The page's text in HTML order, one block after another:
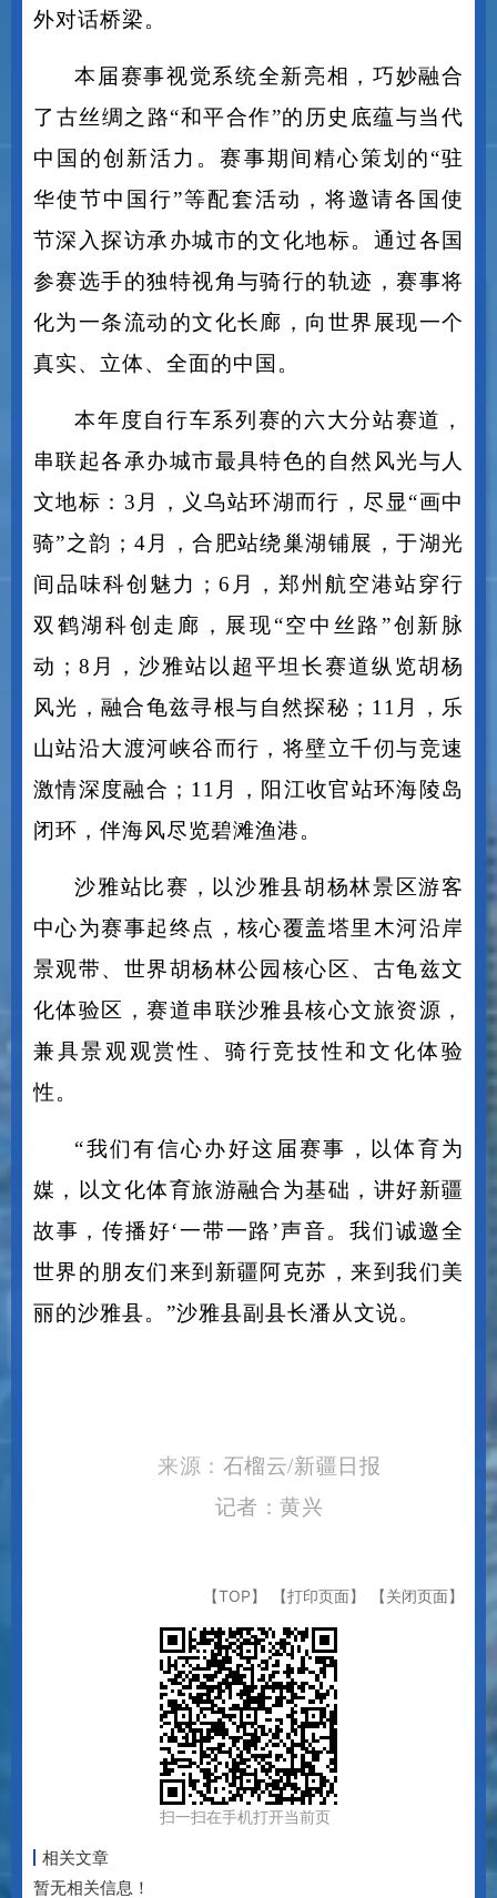
个国家驻华使节提供骑行竞技平台，构建中
本届赛事视觉系统全新亮相，巧妙融合
了古丝绸之路“和平合作”的历史底蕴与当代
中国的创新活力。赛事期间精心策划的“驻
华使节中国行”等配套活动，将邀请各国使
节深入探访承办城市的文化地标。通过各国
参赛选手的独特视角与骑行的轨迹，赛事将
化为一条流动的文化长廊，向世界展现一个
本年度自行车系列赛的六大分站赛道，
串联起各承办城市最具特色的自然风光与人
文地标：3月，义乌站环湖而行，尽显“画中
骑”之韵；4月，合肥站绕巢湖铺展，于湖光
间品味科创魅力；6月，郑州航空港站穿行
双鹤湖科创走廊，展现“空中丝路”创新脉
动；8月，沙雅站以超平坦长赛道纵览胡杨
风光，融合龟兹寻根与自然探秘；11月，乐
山站沿大渡河峡谷而行，将壁立千仞与竞速
激情深度融合；11月，阳江收官站环海陵岛
沙雅站比赛，以沙雅县胡杨林景区游客
中心为赛事起终点，核心覆盖塔里木河沿岸
景观带、世界胡杨林公园核心区、古龟兹文
化体验区，赛道串联沙雅县核心文旅资源，
兼具景观观赏性、骑行竞技性和文化体验
“我们有信心办好这届赛事，以体育为
媒，以文化体育旅游融合为基础，讲好新疆
故事，传播好‘一带一路’声音。我们诚邀全
世界的朋友们来到新疆阿克苏，来到我们美
来源：石榴云/新疆日报
【TOP】 【打印页面】
相关文章